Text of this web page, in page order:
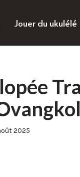
Jouer du ukulélé
2025